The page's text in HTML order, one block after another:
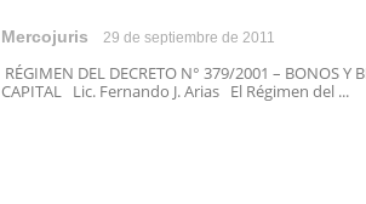
Mercojuris 29 de septiembre de 2011
RÉGIMEN DEL DECRETO N° 379/2001 – BONOS Y
CAPITAL Lic. Fernando J. Arias El Régimen del ...